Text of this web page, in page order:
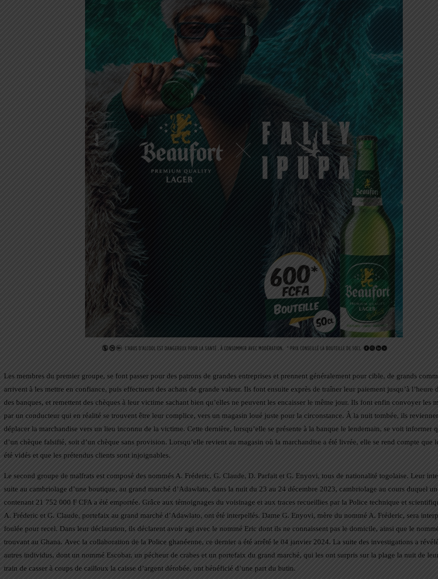
Les membres du premier groupe, se font passer pour des patrons de grandes entreprises et prennent généralement pour cible, de grands
arrivent à les mettre en confiance, puis effectuent des achats de grande valeur. Ils font ensuite exprès de traîner leur paiement jusqu’à l’heure
des banques, et remettent des chèques à leur victime sachant bien qu’elles ne peuvent les encaisser le même jour. Ils font enfin convoyer les
par un conducteur qui en réalité se trouvent être leur complice, vers un magasin loué juste pour la circonstance. À la nuit tombée, ils
déplacer la marchandise vers un lieu inconnu de la victime. Cette dernière, lorsqu’elle se présente à la banque le lendemain, se voit informer
d’un chèque falsifié, soit d’un chèque sans provision. Lorsqu’elle revient au magasin où la marchandise a été livrée, elle se rend compte que
été vidés et que les prétendus clients sont injoignables.
Le second groupe de malfrats est composé des nommés A. Fréderic, G. Claude, D. Parfait et G. Enyovi, tous de nationalité togolaise. Leur
suite au cambriolage d’une boutique, au grand marché d’Adawlato, dans la nuit du 23 au 24 décembre 2023, cambriolage au cours duquel
contenant 21 752 000 F CFA a été emportée. Grâce aux témoignages du voisinage et aux traces recueillies par la Police technique et
A. Fréderic et G. Claude, portefaix au grand marché d’Adawlato, ont été interpellés. Dame G. Enyovi, mère du nommé A. Fréderic, sera
foulée pour recel. Dans leur déclaration, ils déclarent avoir agi avec le nommé Eric dont ils ne connaissent pas le domicile, ainsi que le
trouvant au Ghana. Avec la collaboration de la Police ghanéenne, ce dernier a été arrêté le 04 janvier 2024. La suite des investigations a
autres individus, dont un nommé Escobar, un pécheur de crabes et un portefaix du grand marché, qui les ont surpris sur la plage la nuit de
train de casser à coups de cailloux la caisse d’argent dérobée, ont bénéficié d’une part du butin.